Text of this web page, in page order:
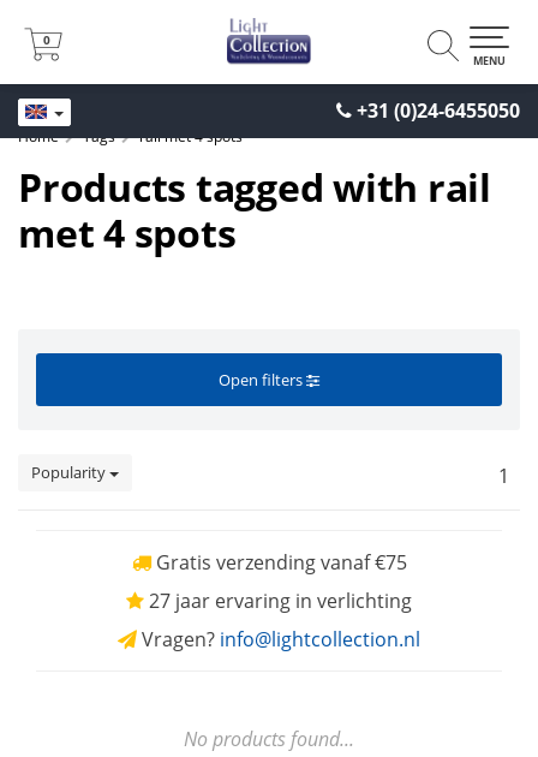
+31 (0)24-6455050
0
0
MENU
Home Tags rail met 4 spots
Products tagged with rail
met 4 spots
Open filters
Popularity 1
Gratis verzending vanaf €75
27 jaar ervaring in verlichting
Vragen? info@lightcollection.nl
No products found...